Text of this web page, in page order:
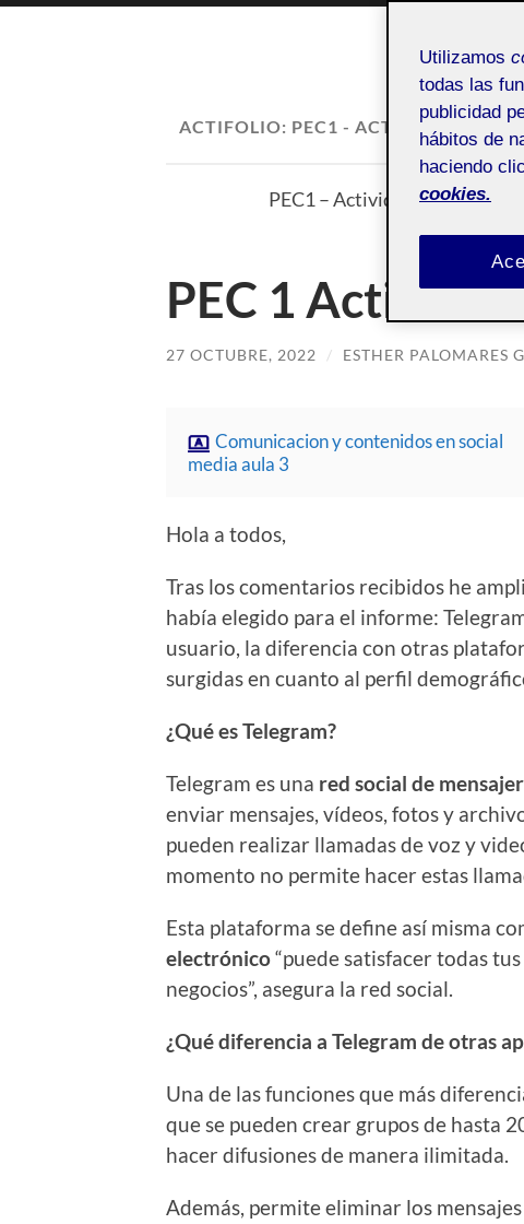
ACTIFOLIO: PEC1 - ACTIVIDAD 3:
PEC1 – Actividad 3:
PEC 1
27 OCTUBRE, 2022 / ESTHER PALOMARES
Comunicacion y contenidos en social
media aula 3
Hola a todos,
Tras los comentarios recibidos he
había elegido para el informe:
usuario, la diferencia con otras
surgidas en cuanto al perfil
¿Qué es Telegram?
Telegram es una red social de
enviar mensajes, vídeos, fotos y
pueden realizar llamadas de voz y
momento no permite hacer estas
Esta plataforma se define así misma
electrónico“puede satisfacer todas
negocios”, asegura la red social.
¿Qué diferencia a Telegram de otras
Una de las funciones que más
que se pueden crear grupos de hasta
hacer difusiones de manera ilimitada.
Además, permite eliminar los
Utilizamos
todas las
publicidad
hábitos de
haciendo
cookies.